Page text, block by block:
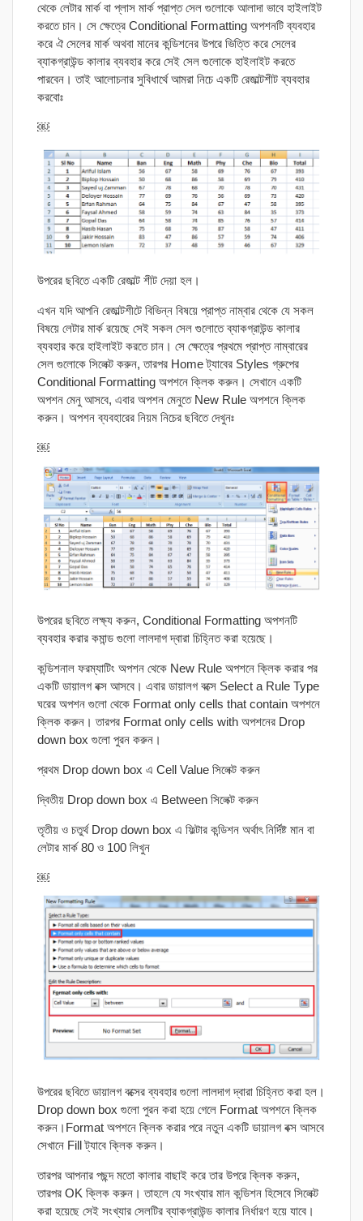
থেকে লেটার মার্ক বা প্লাস মার্ক প্রাপ্ত সেল গুলোকে আলাদা ভাবে হাইলাইট
করতে চান। সে ক্ষেত্রে Conditional Formatting অপশনটি ব্যবহার
করে ঐ সেলের মার্ক অথবা মানের কন্ডিশনের উপরে ভিত্তি করে সেলের
ব্যাকগ্রাউন্ড কালার ব্যবহার করে সেই সেল গুলোকে হাইলাইট করতে
পারবেন। তাই আলোচনার সুবিধার্থে আমরা নিচে একটি রেজাল্টশীট ব্যবহার
করবোঃ
￼
উপরের ছবিতে একটি রেজাল্ট শীট দেয়া হল।
এখন যদি আপনি রেজাল্টশীটে বিভিন্ন বিষয়ে প্রাপ্ত নাম্বার থেকে যে সকল
বিষয়ে লেটার মার্ক রয়েছে সেই সকল সেল গুলোতে ব্যাকগ্রাউন্ড কালার
ব্যবহার করে হাইলাইট করতে চান। সে ক্ষেত্রে প্রথমে প্রাপ্ত নাম্বারের
সেল গুলোকে সিলেক্ট করুন, তারপর Home ট্যাবের Styles গ্রুপের
Conditional Formatting অপশনে ক্লিক করুন। সেখানে একটি
অপশন মেনু আসবে, এবার অপশন মেনুতে New Rule অপশনে ক্লিক
করুন। অপশন ব্যবহারের নিয়ম নিচের ছবিতে দেখুনঃ
￼
উপরের ছবিতে লক্ষ্য করুন, Conditional Formatting অপশনটি
ব্যবহার করার কমান্ড গুলো লালদাগ দ্বারা চিহ্নিত করা হয়েছে।
কন্ডিশনাল ফরম্যাটিং অপশন থেকে New Rule অপশনে ক্লিক করার পর
একটি ডায়ালগ বক্স আসবে। এবার ডায়ালগ বক্সে Select a Rule Type
ঘরের অপশন গুলো থেকে Format only cells that contain অপশনে
ক্লিক করুন। তারপর Format only cells with অপশনের Drop
down box গুলো পুরন করুন।
প্রথম Drop down box এ Cell Value সিলেক্ট করুন
দ্বিতীয় Drop down box এ Between সিলেক্ট করুন
তৃতীয় ও চতুর্থ Drop down box এ ফিল্টার কন্ডিশন অর্থাৎ নির্দিষ্ট মান বা
লেটার মার্ক 80 ও 100 লিখুন
￼
উপরের ছবিতে ডায়ালগ বক্সের ব্যবহার গুলো লালদাগ দ্বারা চিহ্নিত করা হল।
Drop down box গুলো পুরন করা হয়ে গেলে Format অপশনে ক্লিক
করুন।Format অপশনে ক্লিক করার পরে নতুন একটি ডায়ালগ বক্স আসবে
সেখানে Fill ট্যাবে ক্লিক করুন।
তারপর আপনার পছন্দ মতো কালার বাছাই করে তার উপরে ক্লিক করুন,
তারপর OK ক্লিক করুন। তাহলে যে সংখ্যার মান কন্ডিশন হিসেবে সিলেক্ট
করা হয়েছে সেই সংখ্যার সেলটির ব্যাকগ্রাউন্ড কালার নির্ধারণ হয়ে যাবে।